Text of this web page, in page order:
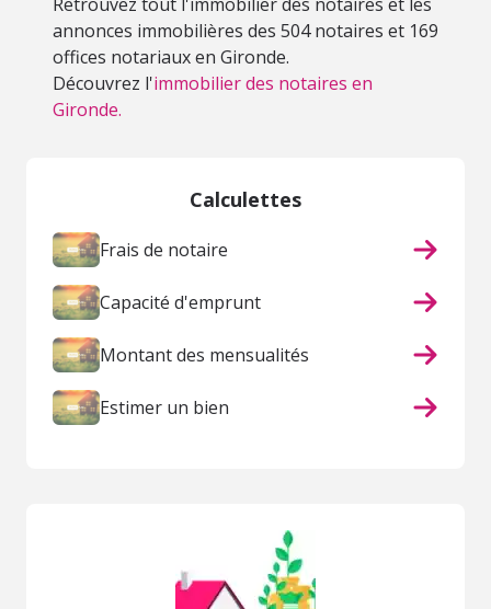
annonces immobilières des 504 notaires et 169
offices notariaux en Gironde.
Découvrez l'immobilier des notaires en
Gironde.
Calculettes
Frais de notaire
Capacité d'emprunt
Montant des mensualités
Estimer un bien